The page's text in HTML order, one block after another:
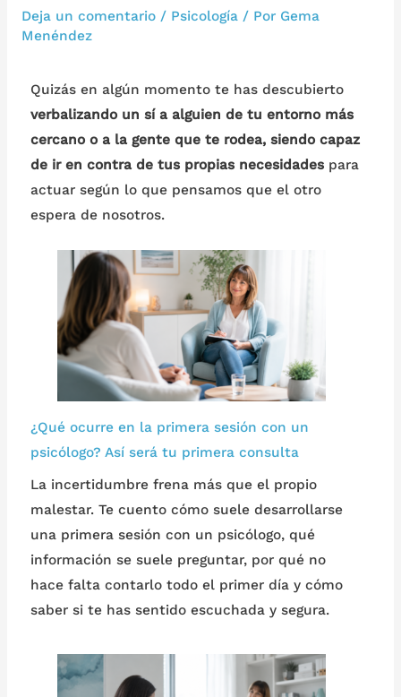
Deja un comentario / Psicología/ Por Gema
Menéndez
Quizás en algún momento te has descubierto
verbalizando un sí a alguien de tu entorno más
cercano o a la gente que te rodea, siendo capaz
de ir en contra de tus propias necesidades para
actuar según lo que pensamos que el otro
espera de nosotros.
¿Qué ocurre en la primera sesión con un
psicólogo? Así será tu primera consulta
La incertidumbre frena más que el propio
malestar. Te cuento cómo suele desarrollarse
una primera sesión con un psicólogo, qué
información se suele preguntar, por qué no
hace falta contarlo todo el primer día y cómo
saber si te has sentido escuchada y segura.